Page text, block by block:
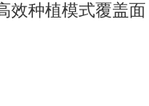
效种植模式覆盖面